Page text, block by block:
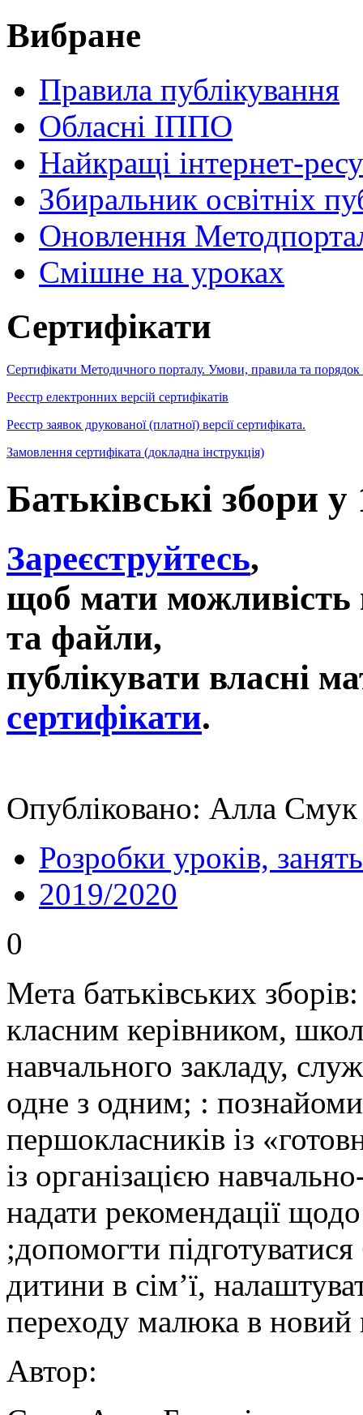
Вибране
Правила публікування
Обласні ІППО
Найкращі інтернет-
Збиральник освітніх
Оновлення
Cмішне на уроках
Сертифікати
Сертифікати Методичного порталу. Умови, правила та порядок
Реєстр електронних версій сертифікатів
Реєстр заявок друкованої (платної) версії сертифіката.
Замовлення сертифіката (докладна інструкція)
Батьківські збори у
Зареєструйтесь,
щоб мати можливість
та файли,
публікувати власні
сертифікати.
Опубліковано: Алла
Розробки уроків, занять
2019/2020
0
Мета батьківських
класним керівником,
навчального закладу,
одне з одним; :
першокласників із
із організацією
надати рекомендації
;допомогти
дитини в сім’ї,
переходу малюка в новий
Автор: